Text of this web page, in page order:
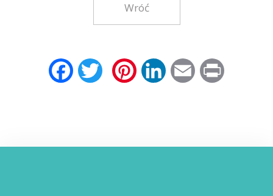
Wróć
Facebook
TwitterPinterest
LinkedIn
Email